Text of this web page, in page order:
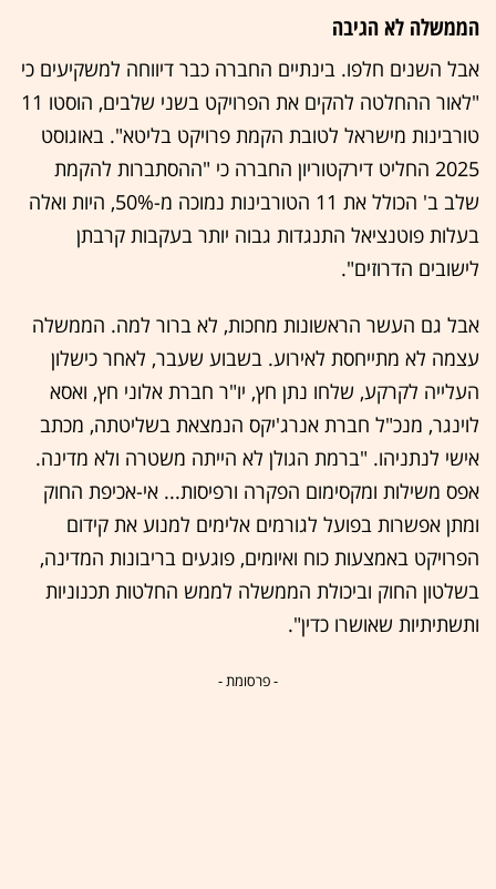
הממשלה לא הגיבה
אבל השנים חלפו. בינתיים החברה כבר דיווחה למשקיעים כי
"לאור ההחלטה להקים את הפרויקט בשני שלבים, הוסטו 11
טורבינות מישראל לטובת הקמת פרויקט בליטא". באוגוסט
2025 החליט דירקטוריון החברה כי "ההסתברות להקמת
שלב ב' הכולל את 11 הטורבינות נמוכה מ-50%, היות ואלה
בעלות פוטנציאל התנגדות גבוה יותר בעקבות קרבתן
לישובים הדרוזים".
אבל גם העשר הראשונות מחכות, לא ברור למה. הממשלה
עצמה לא מתייחסת לאירוע. בשבוע שעבר, לאחר כישלון
העלייה לקרקע, שלחו נתן חץ, יו"ר חברת אלוני חץ, ואסא
לוינגר, מנכ"ל חברת אנרג'יקס הנמצאת בשליטתה, מכתב
אישי לנתניהו. "ברמת הגולן לא הייתה משטרה ולא מדינה.
אפס משילות ומקסימום הפקרה ורפיסות... אי-אכיפת החוק
ומתן אפשרות בפועל לגורמים אלימים למנוע את קידום
הפרויקט באמצעות כוח ואיומים, פוגעים בריבונות המדינה,
בשלטון החוק וביכולת הממשלה לממש החלטות תכנוניות
ותשתיתיות שאושרו כדין".
- פרסומת -